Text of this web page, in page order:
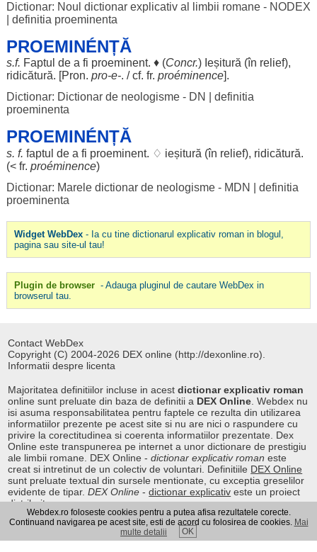
Dictionar: Noul dictionar explicativ al limbii romane - NODEX
definitia proeminenta
PROEMINÉNȚĂ
s.f. Faptul de a fi proeminent. ♦ (Concr.) Ieșitură (în relief),
ridicătură. [Pron. pro-e-. / cf. fr. proéminence].
Dictionar: Dictionar de neologisme - DN
definitia
proeminenta
PROEMINÉNȚĂ
s. f. faptul de a fi proeminent. ♢ ieșitură (în relief), ridicătură.
(< fr. proéminence)
Dictionar: Marele dictionar de neologisme - MDN
definitia
proeminenta
Widget WebDex- Ia cu tine dictionarul explicativ roman in blogul,
pagina sau site-ul tau!
Plugin de browser - Adauga pluginul de cautare WebDex in
browserul tau.
Contact WebDex
Copyright (C) 2004-2026 DEX online (http://dexonline.ro).
Informatii despre licenta
Majoritatea definitiilor incluse in acestdictionar explicativ roman
online sunt preluate din baza de definitii a DEX Online . Webdex nu
isi asuma responsabilitatea pentru faptele ce rezulta din utilizarea
informatiilor prezente pe acest site si nu are nici o raspundere cu
privire la corectitudinea si coerenta informatiilor prezentate. Dex
Online este transpunerea pe internet a unor dictionare de prestigiu
ale limbii romane. DEX Online -dictionar explicativ roman este
creat si intretinut de un colectiv de voluntari. Definitiile DEX Online
sunt preluate textual din sursele mentionate, cu exceptia greselilor
evidente de tipar.DEX Online -dictionar explicativ este un proiect
distribuit.
|Pret fier vechi
Webdex.ro foloseste cookies pentru a putea afisa rezultatele corecte.
Continuand navigarea pe acest site, esti de acord cu folosirea de cookies. Mai
multe detalii
OK